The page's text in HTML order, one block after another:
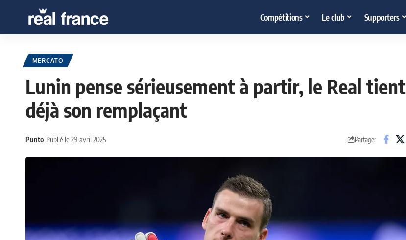
Compétitions Le club Supporters
MERCATO
Lunin pense sérieusement à partir, le Real tient
déjà son remplaçant
Punto Publié le 29 avril 2025 Partager